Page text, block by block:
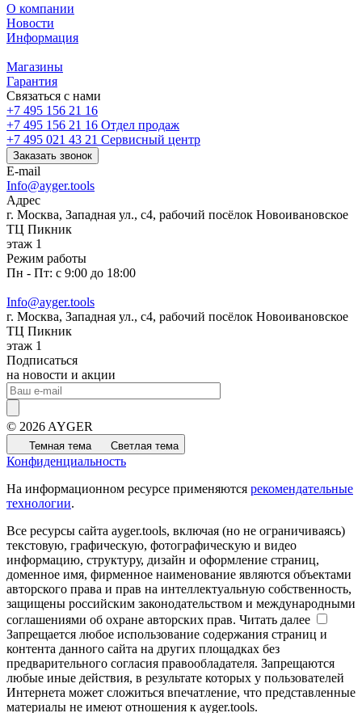
О компании
Новости
Информация
Магазины
Гарантия
Связаться с нами
+7 495 156 21 16
+7 495 156 21 16 Отдел продаж
+7 495 021 43 21 Cервисный центр
Заказать звонок
E-mail
Info@ayger.tools
Адрес
г. Москва, Западная ул., с4, рабочий посёлок Новоивановское
ТЦ Пикник
этаж 1
Режим работы
Пн - Пт: с 9:00 до 18:00
Info@ayger.tools
г. Москва, Западная ул., с4, рабочий посёлок Новоивановское
ТЦ Пикник
этаж 1
Подписаться
на новости и акции
© 2026 AYGER
Темная тема Светлая тема
Конфиденциальность
На информационном ресурсе применяются рекомендательные
технологии.
Все ресурсы сайта ayger.tools, включая (но не ограничиваясь)
текстовую, графическую, фотографическую и видео
информацию, структуру, дизайн и оформление страниц,
доменное имя, фирменное наименование являются объектами
авторского права и прав на интеллектуальную собственность,
защищены российским законодательством и международными
соглашениями об охране авторских прав. Читать далее
Запрещается любое использование содержания страниц и
контента данного сайта на других площадках без
предварительного согласия правообладателя. Запрещаются
любые иные действия, в результате которых у пользователей
Интернета может сложиться впечатление, что представленные
материалы не имеют отношения к ayger.tools.